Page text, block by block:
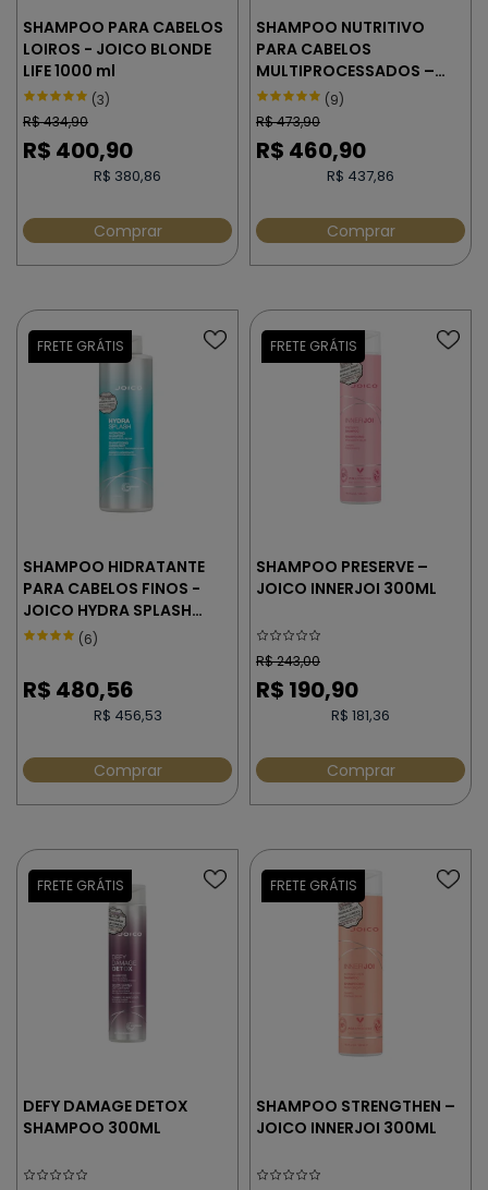
SHAMPOO PARA CABELOS
LOIROS - JOICO BLONDE
LIFE 1000 ml
(3)
R$434,90
R$ 400,90
R$ 380,86
Comprar
SHAMPOO NUTRITIVO
PARA CABELOS
MULTIPROCESSADOS –
JOICO K-PAK COLOR
(9)
R$473,90
R$ 460,90
R$ 437,86
Comprar
SHAMPOO HIDRATANTE
PARA CABELOS FINOS -
JOICO HYDRA SPLASH
1000 ml(6)
R$ 480,56
R$ 456,53
Comprar
SHAMPOO PRESERVE –
JOICO INNERJOI 300ML
R$243,00
R$ 190,90
R$ 181,36
Comprar
DEFY DAMAGE DETOX
SHAMPOO 300ML
SHAMPOO STRENGTHEN –
JOICO INNERJOI 300ML